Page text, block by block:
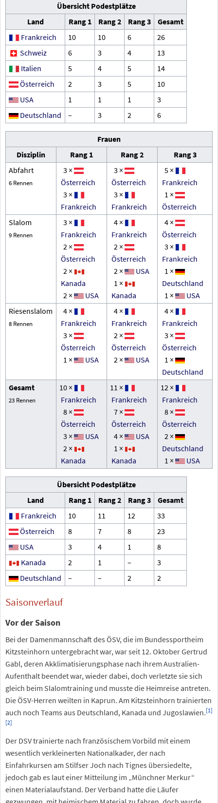
Übersicht Podestplätze
Land
Rang 1 Rang 2 Rang 3
Gesamt
Frankreich
10 10 6
26
Schweiz
6 3 4
13
Italien
5 4 5
14
Österreich
2 3 5
10
USA
1 1 1
3
Deutschland
– 3 2 6
Frauen
Disziplin
Rang 1 Rang 2
Rang 3
Abfahrt
6 Rennen
3 ×
Österreich
3 ×
Frankreich
3 ×
Österreich
3 ×
Frankreich
5 ×
Frankreich
1 ×
Österreich
Slalom
9 Rennen
3 ×
Frankreich
2 ×
Österreich
2 ×
Kanada
2 ×
USA
4 ×
Frankreich
2 ×
Österreich
2 ×
USA
1 ×
Kanada
4 ×
Österreich
3 ×
Frankreich
1 ×
Deutschland
1 ×
USA
Riesenslalom
8 Rennen
4 ×
Frankreich
3 ×
Österreich
1 ×
USA
4 ×
Frankreich
2 ×
Österreich
2 ×
USA
4 ×
Frankreich
3 ×
Österreich
1 ×
Deutschland
Gesamt
23 Rennen
10 ×
Frankreich
8 ×
Österreich
3 ×
USA
2 ×
Kanada
11 ×
Frankreich
7 ×
Österreich
4 ×
USA
1 ×
Kanada
12 ×
Frankreich
8 ×
Österreich
2 ×
Deutschland
1 ×
USA
Übersicht Podestplätze
Land
Rang 1 Rang 2 Rang 3
Gesamt
Frankreich
10 11 12
33
Österreich
8 7 8
23
USA
3 4 1
8
Kanada
2 1 –
3
Deutschland
– – 2 2
Saisonverlauf
Vor der Saison
Bei der Damenmannschaft des ÖSV, die im Bundessportheim
Kitzsteinhorn untergebracht war, war seit 12. Oktober Gertrud
Gabl, deren Akklimatisierungsphase nach ihrem Australien-
Aufenthalt beendet war, wieder dabei, doch verletzte sie sich
gleich beim Slalomtraining und musste die Heimreise antreten.
Die ÖSV-Herren weilten in Kaprun. Am Kitzsteinhorn trainierten
auch noch Teams aus Deutschland, Kanada und Jugoslawien.[1]
[2]
Der DSV trainierte nach französischem Vorbild mit einem
wesentlich verkleinerten Nationalkader, der nach
Einfahrkursen am Stilfser Joch nach Tignes übersiedelte,
jedoch gab es laut einer Mitteilung im „Münchner Merkur“
einen Materialaufstand. Der Verband hatte die Läufer